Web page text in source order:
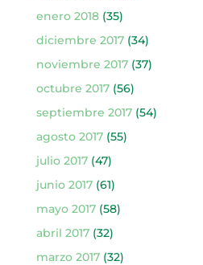
enero 2018(35)
diciembre 2017(34)
noviembre 2017(37)
octubre 2017(56)
septiembre 2017(54)
agosto 2017(55)
julio 2017(47)
junio 2017(61)
mayo 2017(58)
abril 2017(32)
marzo 2017(32)